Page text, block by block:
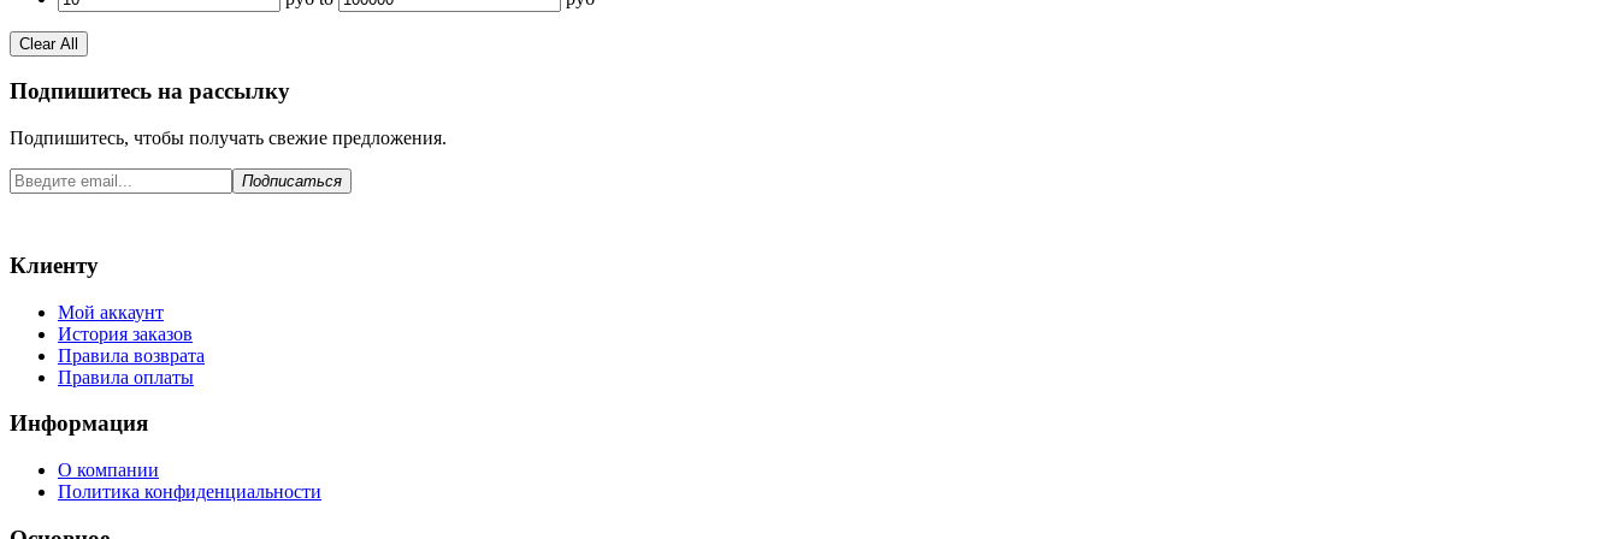
Clear All
Подпишитесь на рассылку
Подпишитесь, чтобы получать свежие предложения.
Подписаться
Клиенту
Мой аккаунт
История заказов
Правила возврата
Правила оплаты
Информация
О компании
Политика конфиденциальности